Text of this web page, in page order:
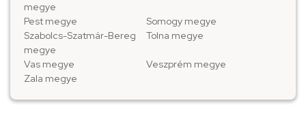
megye
Pest megye
Somogy megye
Szabolcs-Szatmár-Bereg
megye
Tolna megye
Vas megye
Veszprém megye
Zala megye